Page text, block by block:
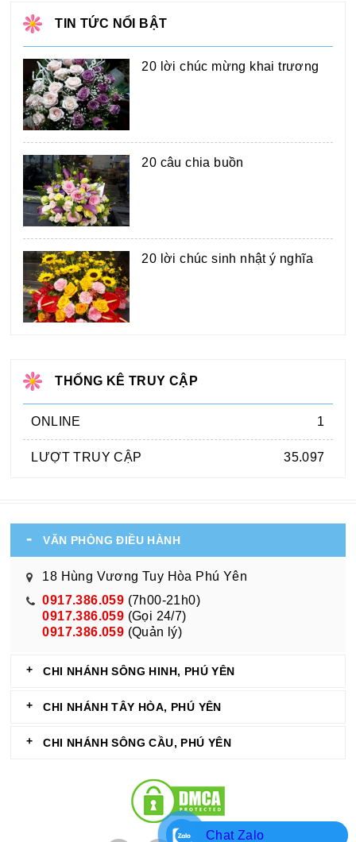
TIN TỨC NỔI BẬT
20 lời chúc mừng khai trương
20 câu chia buồn
20 lời chúc sinh nhật ý nghĩa
THỐNG KÊ TRUY CẬP
ONLINE 1
LƯỢT TRUY CẬP 35.097
VĂN PHÒNG ĐIỀU HÀNH
18 Hùng Vương Tuy Hòa Phú Yên
0917.386.059 (7h00-21h0)
0917.386.059 (Gọi 24/7)
0917.386.059 (Quản lý)
CHI NHÁNH SÔNG HINH, PHÚ YÊN
CHI NHÁNH TÂY HÒA, PHÚ YÊN
CHI NHÁNH SÔNG CẦU, PHÚ YÊN
Chat Zalo